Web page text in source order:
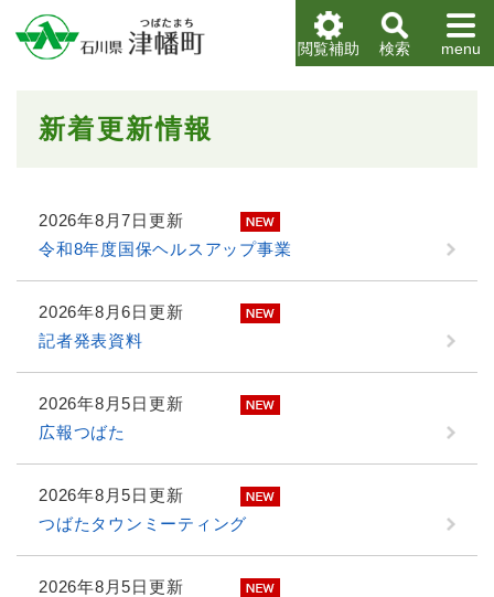
メニューを飛ばして本文へ
閲覧補助
検索 menu
新着更新情報
2026年8月7日更新
令和8年度国保ヘルスアップ事業
2026年8月6日更新
記者発表資料
2026年8月5日更新
広報つばた
2026年8月5日更新
つばたタウンミーティング
2026年8月5日更新